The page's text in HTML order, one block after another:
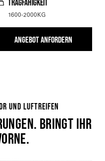
TRAGFÄHIGKEIT
1600-2000KG
ANGEBOT ANFORDERN
UND LUFTREIFEN
BRINGT IHR